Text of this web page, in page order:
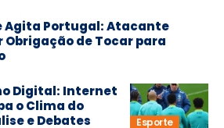
Agita Portugal: Atacante
Obrigação de Tocar para
Esporte
Digital: Internet
o Clima do
e Debates